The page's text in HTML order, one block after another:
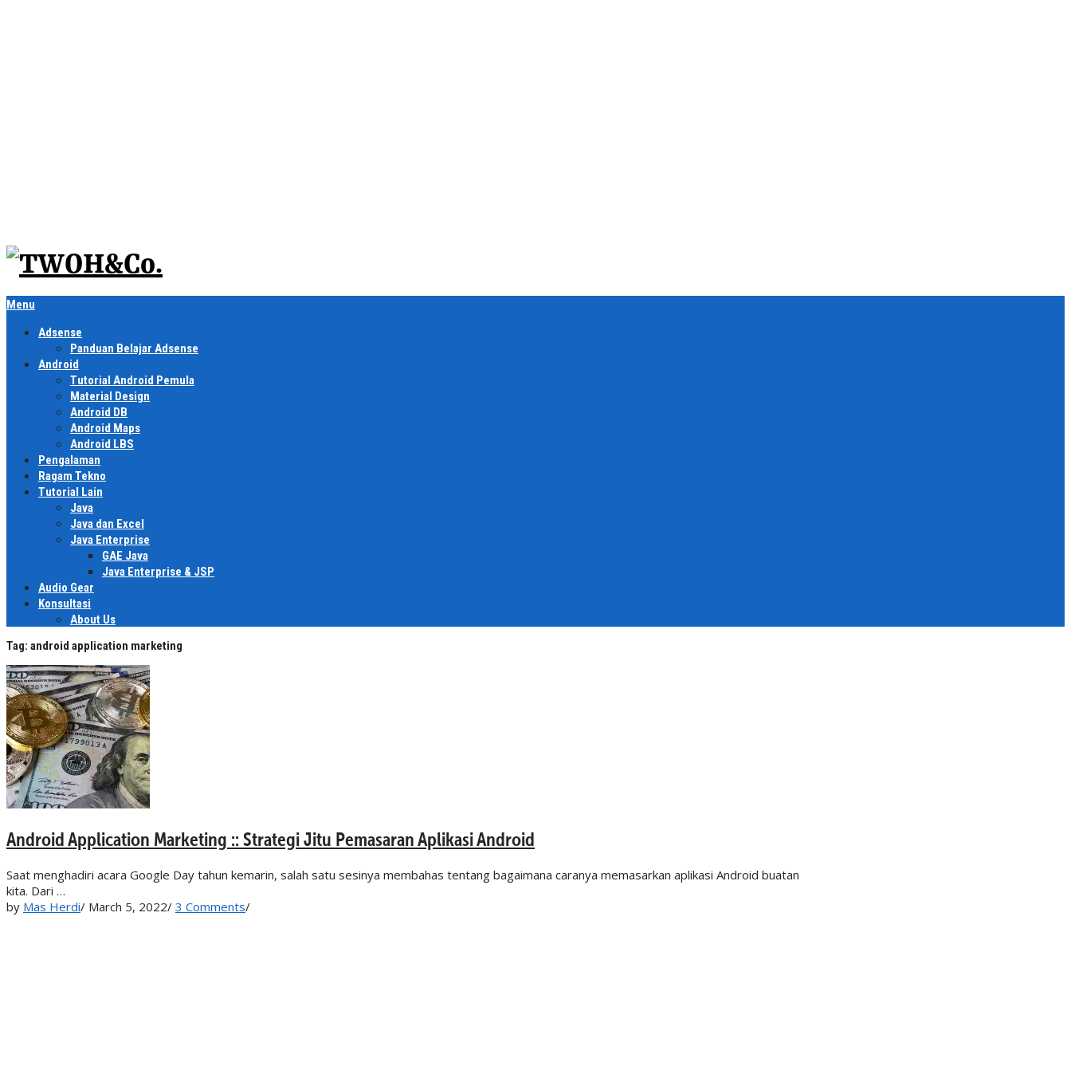
Menu
Adsense
Panduan Belajar Adsense
Android
Tutorial Android Pemula
Material Design
Android DB
Android Maps
Android LBS
Pengalaman
Ragam Tekno
Tutorial Lain
Java
Java dan Excel
Java Enterprise
GAE Java
Java Enterprise & JSP
Audio Gear
Konsultasi
About Us
Tag: android application marketing
Android Application Marketing :: Strategi Jitu Pemasaran Aplikasi Android
Saat menghadiri acara Google Day tahun kemarin, salah satu sesinya membahas tentang bagaimana caranya memasarkan aplikasi Android buatan
kita. Dari …
by Mas Herdi/ March 5, 2022/ 3 Comments/